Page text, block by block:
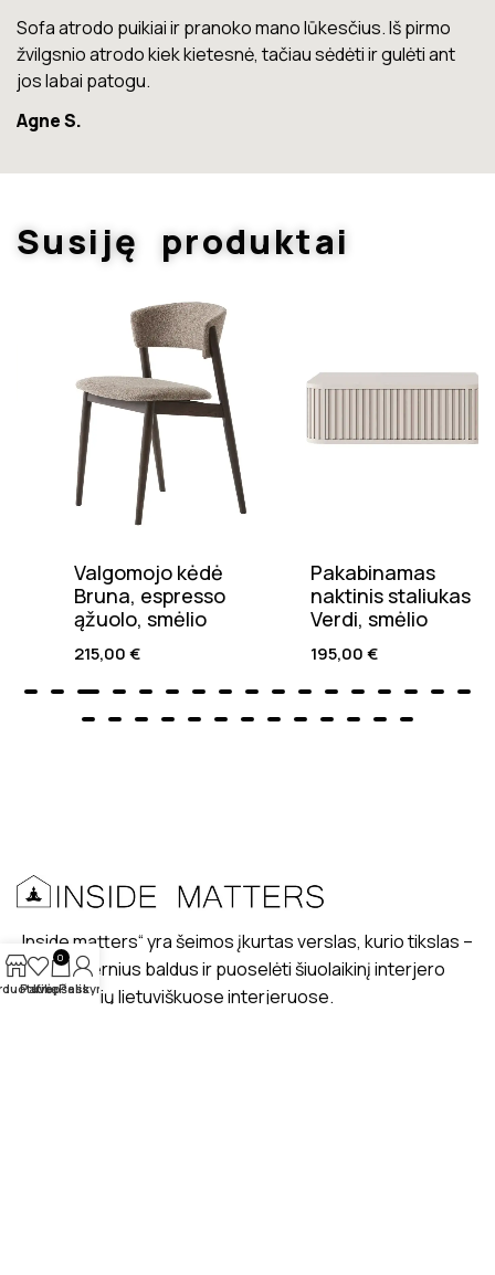
ir pranoko mano lūkesčius. Iš pirmo
kietesnė, tačiau sėdėti ir gulėti ant
Lova labai gera. Šiuo
Marius T.
Susiję produktai
Valgomojo kėdė
Bruna, espresso
ąžuolo, smėlio
215,00€
Pakabinamas
naktinis staliukas
Verdi, smėlio
195,00€
„Inside matters“ yra šeimos įkurtas verslas, kurio tikslas –
kurti modernius baldus ir puoselėti šiuolaikinį interjero
Patikę
0
Krepšelis
Paskyra